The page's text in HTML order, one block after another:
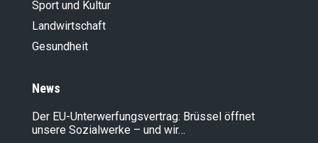
Sport und Kultur
Landwirt­schaft
Gesundheit
News
Der EU-Unterwerfungsvertrag: Brüssel öffnet
unsere Sozialwerke – und wir…